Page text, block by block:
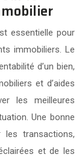
essentielle pour
immobiliers. Le
d’un bien,
et d’aides
les meilleures
Une bonne
les transactions,
et de les